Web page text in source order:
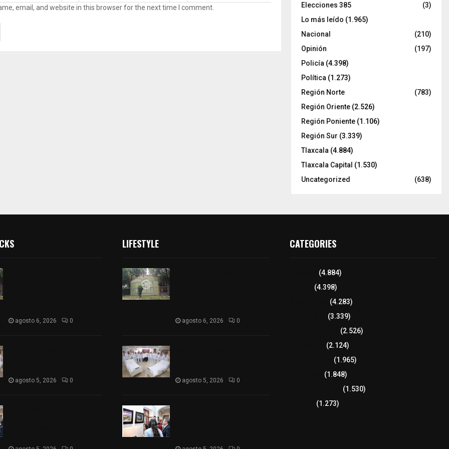
email, and website in this browser for the next time I comment.
Elecciones 385
(3)
Lo más leído (1.965)
Nacional
(210)
Opinión
(197)
Policía (4.398)
Política (1.273)
Región Norte
(783)
Región Oriente (2.526)
Región Poniente (1.106)
Región Sur (3.339)
Tlaxcala (4.884)
Tlaxcala Capital (1.530)
Uncategorized
(638)
agosto 6, 2026 0
agosto 5, 2026 0
LIFESTYLE
agosto 6, 2026 0
agosto 5, 2026 0
CATEGORIES
(4.884)
(4.398)
(4.283)
(3.339)
(2.526)
(2.124)
(1.965)
(1.848)
(1.530)
(1.273)